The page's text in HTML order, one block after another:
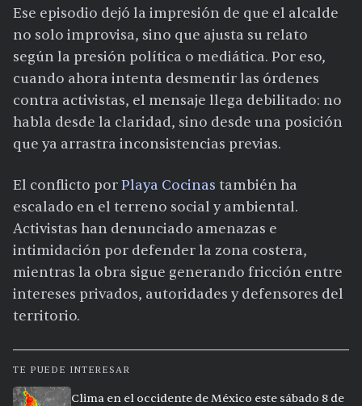
Ese episodio dejó la impresión de que el alcalde
no solo improvisa, sino que ajusta su relato
según la presión política o mediática. Por eso,
cuando ahora intenta desmentir las órdenes
contra activistas, el mensaje llega debilitado: no
habla desde la claridad, sino desde una posición
que ya arrastra inconsistencias previas.
El conflicto porPlaya Cocinas también ha
escalado en el terreno social y ambiental.
Activistas han denunciado amenazas e
intimidación por defender la zona costera,
mientras la obra sigue generando fricción entre
intereses privados, autoridades y defensores del
territorio.
TE PUEDE INTERESAR
Clima en el occidente de México este sábado 8 de